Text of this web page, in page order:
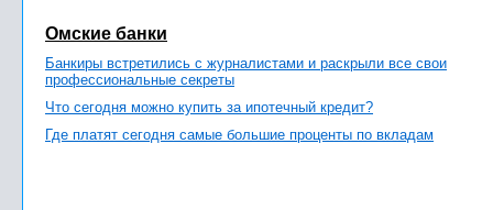
Омские банки
Банкиры встретились с журналистами и раскрыли все свои
профессиональные секреты
Что сегодня можно купить за ипотечный кредит?
Где платят сегодня самые большие проценты по вкладам